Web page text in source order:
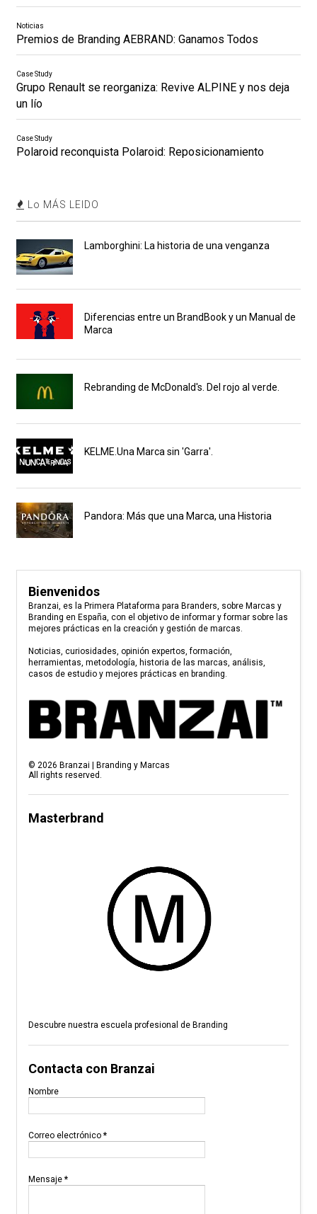
Noticias
Premios de Branding AEBRAND: Ganamos Todos
Case Study
Grupo Renault se reorganiza: Revive ALPINE y nos deja
un lío
Case Study
Polaroid reconquista Polaroid: Reposicionamiento
Lo MÁS LEIDO
Lamborghini: La historia de una venganza
Diferencias entre un BrandBook y un Manual de
Marca
Rebranding de McDonald's. Del rojo al verde.
KELME.Una Marca sin 'Garra'.
Pandora: Más que una Marca, una Historia
Bienvenidos
Branzai, es la Primera Plataforma para Branders, sobre Marcas y
Branding en España, con el objetivo de informar y formar sobre las
mejores prácticas en la creación y gestión de marcas.
Noticias, curiosidades, opinión expertos, formación,
herramientas, metodología, historia de las marcas, análisis,
casos de estudio y mejores prácticas en branding.
© 2026 Branzai | Branding y Marcas
All rights reserved.
Masterbrand
Descubre nuestra escuela profesional de Branding
Contacta con Branzai
Nombre
Correo electrónico *
Mensaje *